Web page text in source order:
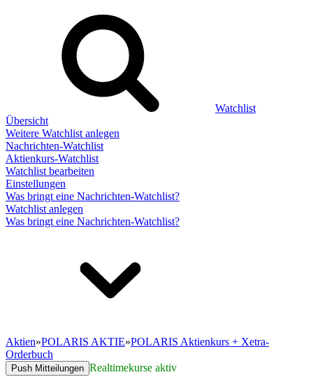
Watchlist
Übersicht
Weitere Watchlist anlegen
Nachrichten-Watchlist
Aktienkurs-Watchlist
Watchlist bearbeiten
Einstellungen
Was bringt eine Nachrichten-Watchlist?
Watchlist anlegen
Was bringt eine Nachrichten-Watchlist?
Aktien»POLARIS AKTIE»POLARIS Aktienkurs + Xetra-
Orderbuch
Push Mitteilungen Realtimekurse aktiv